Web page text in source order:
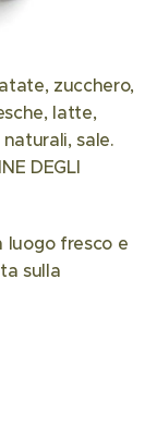
zucchero,
latte,
sale.
DEGLI
luogo fresco e
sulla